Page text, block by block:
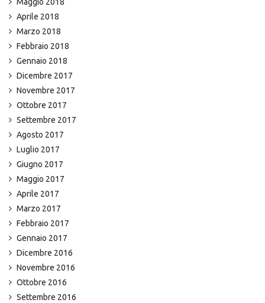
Aprile 2018
Marzo 2018
Febbraio 2018
Gennaio 2018
Dicembre 2017
Novembre 2017
Ottobre 2017
Settembre 2017
Agosto 2017
Luglio 2017
Giugno 2017
Maggio 2017
Aprile 2017
Marzo 2017
Febbraio 2017
Gennaio 2017
Dicembre 2016
Novembre 2016
Ottobre 2016
Settembre 2016